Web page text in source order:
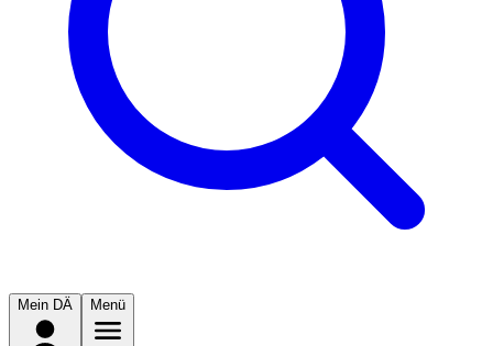
Mein DÄ Menü